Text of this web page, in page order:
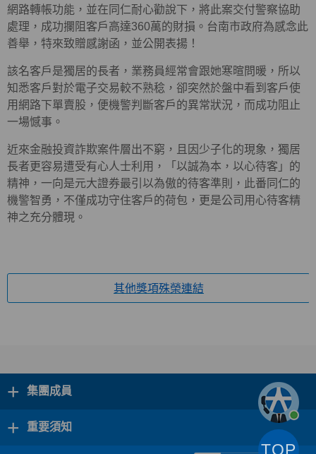
網路轉帳功能，並在同仁耐心勸說下，將此案交付警察協助
處理，成功攔阻客戶高達360萬的財損。台南市政府為感念此
善舉，特來致贈感謝函，並公開表揚！
該名客戶是獨居的長者，業務員經常會跟她寒暄問暖，所以
知悉客戶對於電子交易較不熟稔，卻突然於盤中看到客戶使
用網路下單賣股，便機警判斷客戶的異常狀況，而成功阻止
一場憾事。
近來金融投資詐欺案件層出不窮，且因少子化的現象，獨居
長者更容易遭受有心人士利用，「以誠為本，以心待客」的
精神，一向是元大證券最引以為傲的待客準則，此番同仁的
機警智勇，不僅成功守住客戶的荷包，更是公司用心待客精
神之充分體現。
其他獎項殊榮連結
+ 集團成員
+ 重要須知
TOP